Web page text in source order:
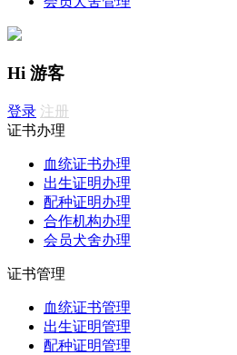
Hi 游客
登录 注册
证书办理
血统证书办理
出生证明办理
配种证明办理
合作机构办理
会员犬舍办理
证书管理
血统证书管理
出生证明管理
配种证明管理